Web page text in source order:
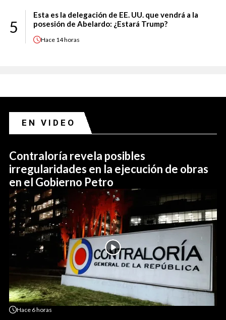
5
Esta es la delegación de EE. UU. que vendrá a la
posesión de Abelardo: ¿Estará Trump?
Hace 14 horas
EN VIDEO
Contraloría revela posibles
irregularidades en la ejecución de obras
en el Gobierno Petro
Hace 6 horas